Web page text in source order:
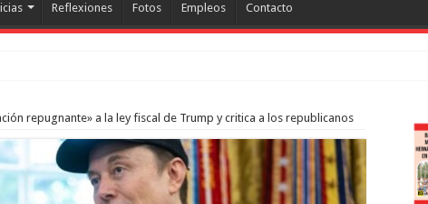
Reflexiones Fotos Empleos Contacto
trescientos actos
repugnante» a la ley fiscal de Trump y critica a los republicanos